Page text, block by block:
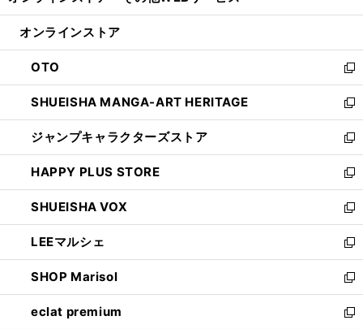
開
ン
ウ
で
開
く
ウ
ン
ド
ウ
で
開
く
オンラインストア
OTO
新
し
い
ウ
ィ
ン
ド
ウ
で
開
く
SHUEISHA MANGA-ART HERITAGE
新
し
い
ウ
ィ
ン
ド
ウ
で
開
く
ジャンプキャラクターズストア
新
し
い
ウ
ィ
ン
ド
ウ
で
開
く
HAPPY PLUS STORE
新
し
い
ウ
ィ
ン
ド
ウ
で
SHUEISHA VOX
新
し
い
ウ
ィ
ン
ド
LEEマルシェ
新
し
い
ウ
ィ
SHOP Marisol
新
し
い
eclat premium
新